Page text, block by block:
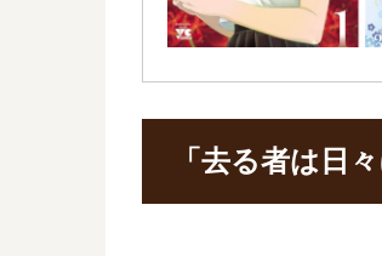
「去る者は日